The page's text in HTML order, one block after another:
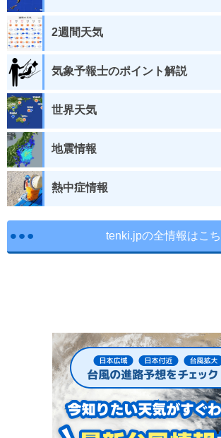
2週間天気
気象予報士のポイント解説
世界天気
地震情報
熱中症情報
tenki.jpの全情報はこ